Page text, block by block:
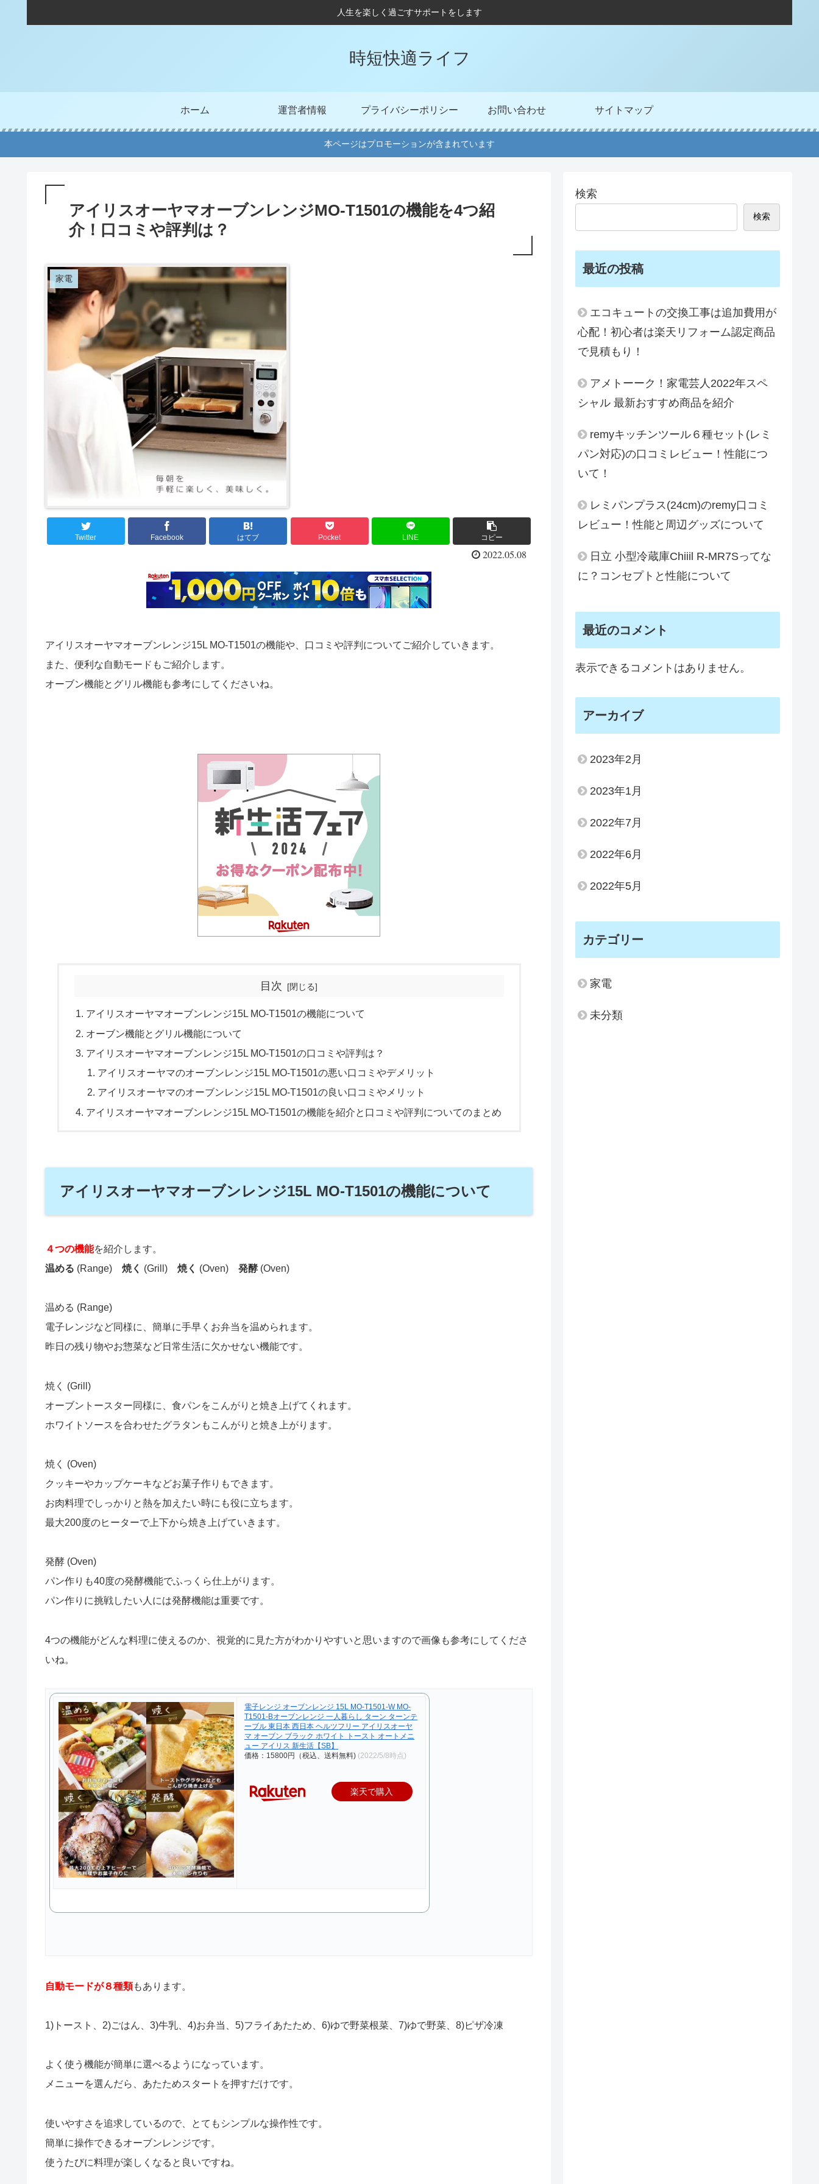
人生を楽しく過ごすサポートをします
時短快適ライフ
ホーム 運営者情報 プライバシーポリシー お問い合わせ サイトマップ
本ページはプロモーションが含まれています
アイリスオーヤマオーブンレンジMO-T1501の機能を4つ紹
介！口コミや評判は？
家電
Twitter Facebook はてブ Pocket LINE コピー
2022.05.08
アイリスオーヤマオーブンレンジ15L MO-T1501の機能や、口コミや評判についてご紹介していきます。
また、便利な自動モードもご紹介します。
オーブン機能とグリル機能も参考にしてくださいね。
目次
アイリスオーヤマオーブンレンジ15L MO-T1501の機能について
オーブン機能とグリル機能について
アイリスオーヤマオーブンレンジ15L MO-T1501の口コミや評判は？
アイリスオーヤマのオーブンレンジ15L MO-T1501の悪い口コミやデメリット
アイリスオーヤマのオーブンレンジ15L MO-T1501の良い口コミやメリット
アイリスオーヤマオーブンレンジ15L MO-T1501の機能を紹介と口コミや評判についてのまとめ
アイリスオーヤマオーブンレンジ15L MO-T1501の機能について
４つの機能を紹介します。
温める (Range) 焼く (Grill) 焼く (Oven) 発酵(Oven)
温める (Range)
電子レンジなど同様に、簡単に手早くお弁当を温められます。
昨日の残り物やお惣菜など日常生活に欠かせない機能です。
焼く (Grill)
オーブントースター同様に、食パンをこんがりと焼き上げてくれます。
ホワイトソースを合わせたグラタンもこんがりと焼き上がります。
焼く (Oven)
クッキーやカップケーキなどお菓子作りもできます。
お肉料理でしっかりと熱を加えたい時にも役に立ちます。
最大200度のヒーターで上下から焼き上げていきます。
発酵 (Oven)
パン作りも40度の発酵機能でふっくら仕上がります。
パン作りに挑戦したい人には発酵機能は重要です。
4つの機能がどんな料理に使えるのか、視覚的に見た方がわかりやすいと思いますので画像も参考にしてくださ
いね。
電子レンジ オーブンレンジ 15L MO-T1501-W MO-
T1501-Bオーブンレンジ 一人暮らし ターン ターンテ
ーブル 東日本 西日本 ヘルツフリー アイリスオーヤ
マ オーブン ブラック ホワイト トースト オートメニ
ュー アイリス 新生活【SB】
価格：15800円（税込、送料無料) (2022/5/8時点)
楽天で購入
自動モードが８種類もあります。
1)トースト、2)ごはん、3)牛乳、4)お弁当、5)フライあたため、6)ゆで野菜根菜、7)ゆで野菜、8)ピザ冷凍
よく使う機能が簡単に選べるようになっています。
メニューを選んだら、あたためスタートを押すだけです。
使いやすさを追求しているので、とてもシンプルな操作性です。
簡単に操作できるオーブンレンジです。
使うたびに料理が楽しくなると良いですね。
検索
検索
最近の投稿
エコキュートの交換工事は追加費用が
心配！初心者は楽天リフォーム認定商品
で見積もり！
アメトーーク！家電芸人2022年スペ
シャル 最新おすすめ商品を紹介
remyキッチンツール６種セット(レミ
パン対応)の口コミレビュー！性能につ
いて！
レミパンプラス(24cm)のremy口コミ
レビュー！性能と周辺グッズについて
日立 小型冷蔵庫Chiiil R-MR7Sってな
に？コンセプトと性能について
最近のコメント
表示できるコメントはありません。
アーカイブ
2023年2月
2023年1月
2022年7月
2022年6月
2022年5月
カテゴリー
家電
未分類